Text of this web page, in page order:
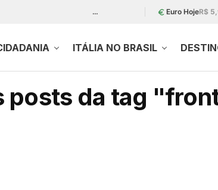
… Euro HojeR$
ITÁLIA NO BRASIL
posts da tag